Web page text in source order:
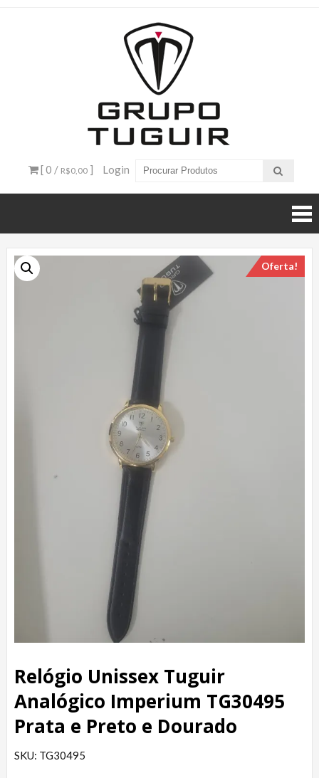
– Grupo
Tuguir
[ 0 / R$0,00 ] Login
Oferta!
Relógio Unissex Tuguir
Analógico Imperium TG30495
Prata e Preto e Dourado
SKU: TG30495